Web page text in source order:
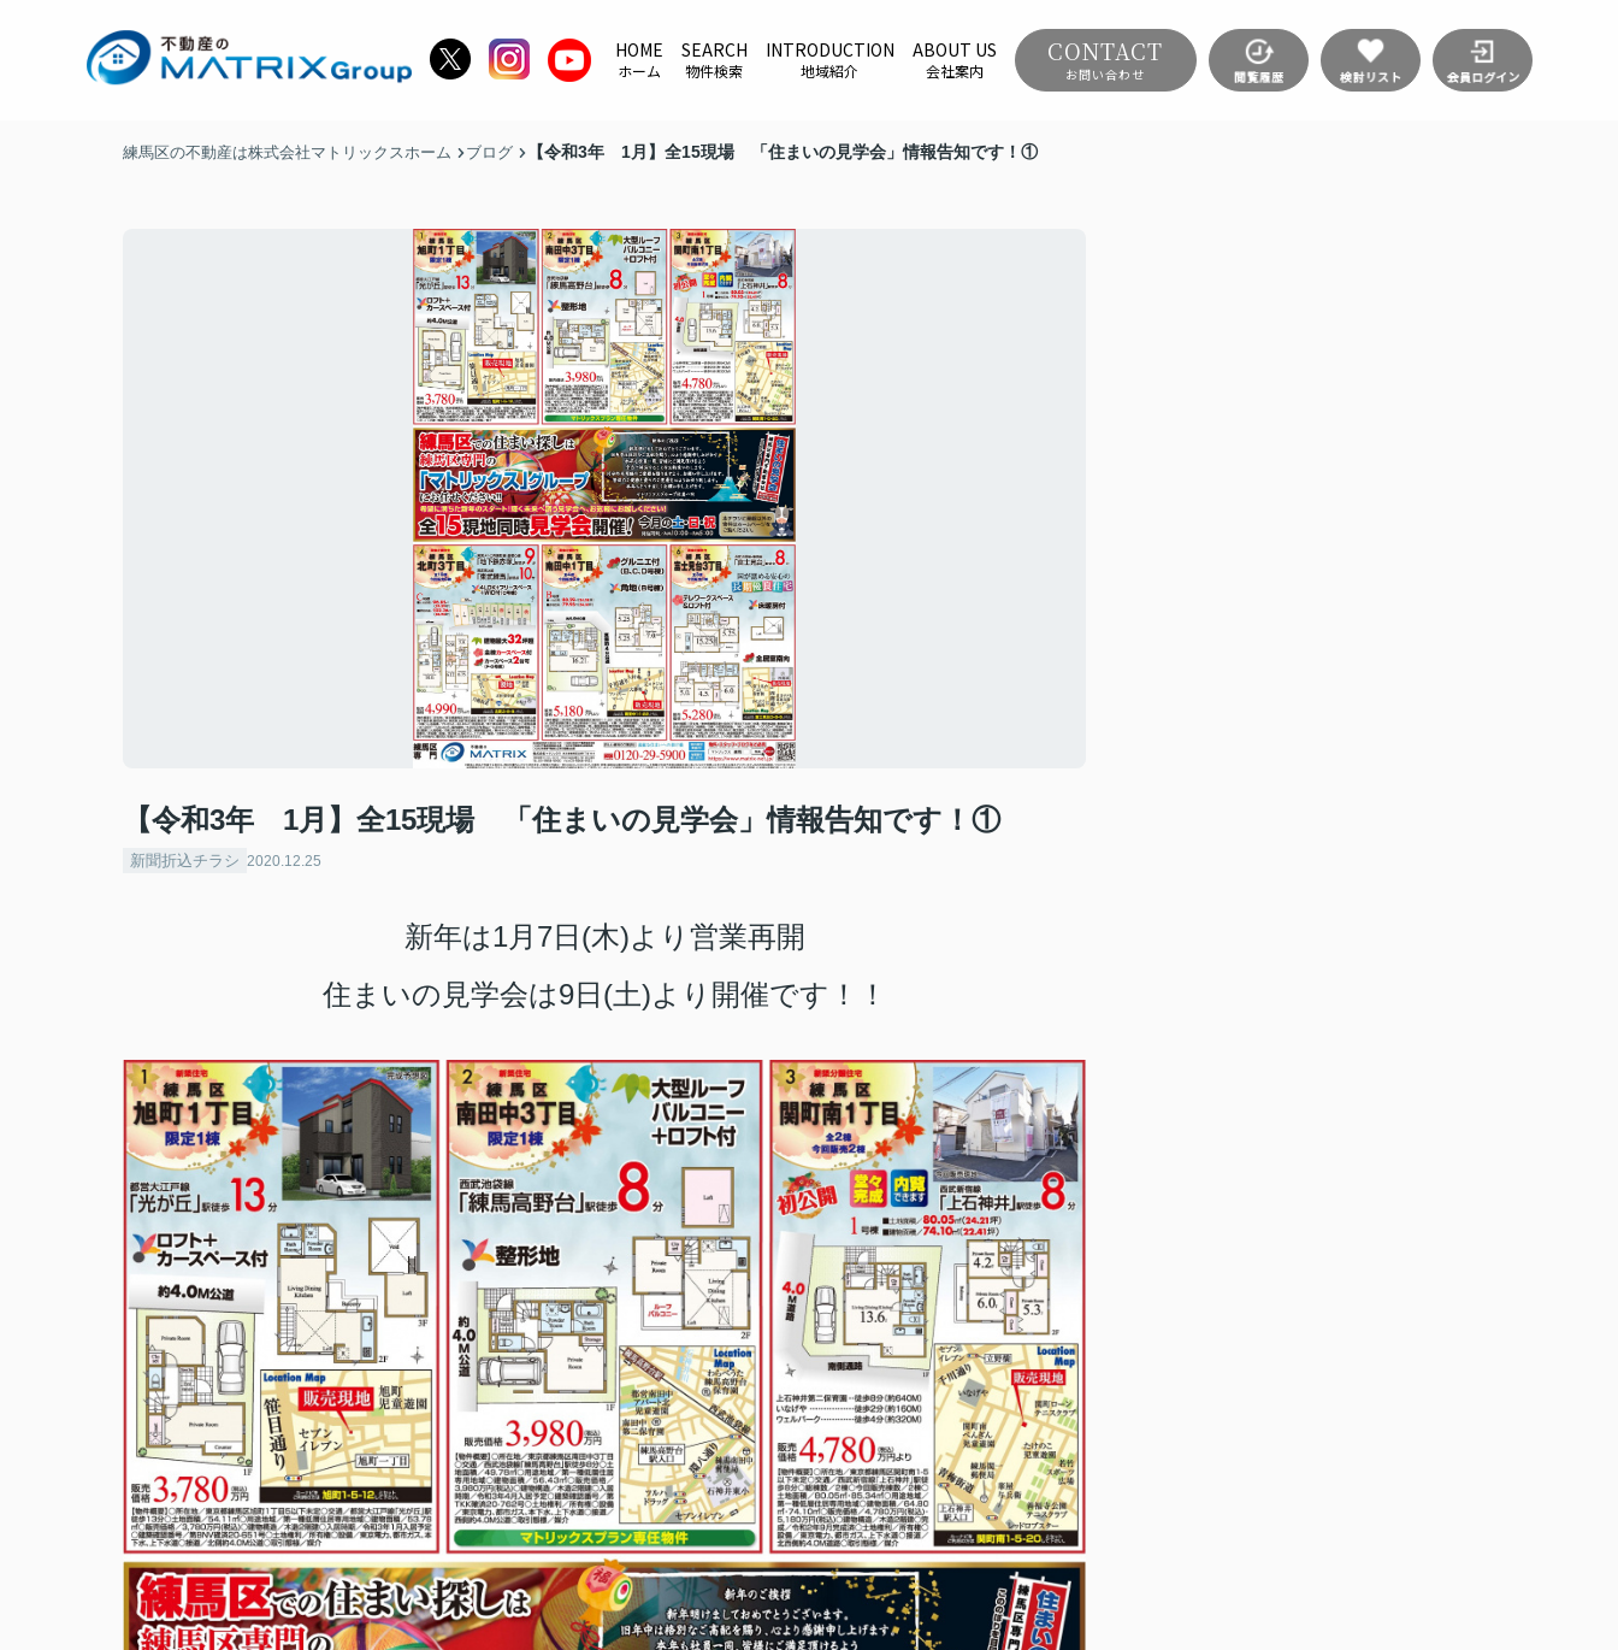
HOME
ホーム
SEARCH
物件検索
INTRODUCTION
地域紹介
ABOUT US
会社案内
CONTACT
お問い合わせ
練馬区の不動産は株式会社マトリックスホーム ブログ 【令和3年 1月】全15現場 「住まいの見学会」情報告知です！①
【令和3年 1月】全15現場 「住まいの見学会」情報告知です！①
新聞折込チラシ 2020.12.25
新年は1月7日(木)より営業再開
住まいの見学会は9日(土)より開催です！！